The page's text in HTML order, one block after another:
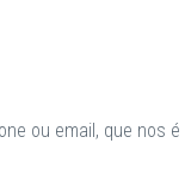
ou email, que nos